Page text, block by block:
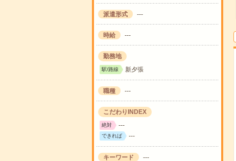
派遣形式 ---
時給 ---
勤務地
駅/路線 新夕張
職種 ---
こだわりINDEX
絶対 ---
できれば ---
キーワード ---